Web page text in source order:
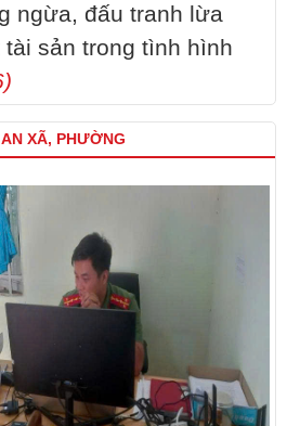
ngừa, đấu tranh lừa
sản trong tình hình
XÃ, PHƯỜNG